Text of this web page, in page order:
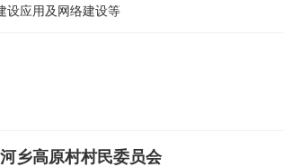
设应用及网络建设等
乡高原村村民委员会